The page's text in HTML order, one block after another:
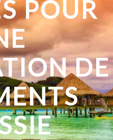
POUR
DE